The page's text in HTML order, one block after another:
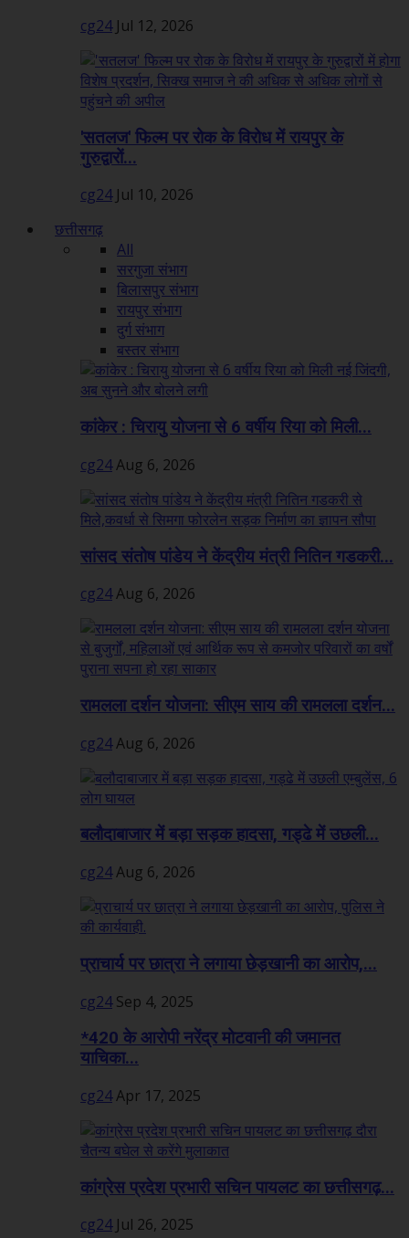
cg24 Jul 12, 2026
'सतलज' फिल्म पर रोक के विरोध में रायपुर के
गुरुद्वारों...
cg24 Jul 10, 2026
छत्तीसगढ़
All
सरगुजा संभाग
बिलासपुर संभाग
रायपुर संभाग
दुर्ग संभाग
बस्तर संभाग
कांकेर : चिरायु योजना से 6 वर्षीय रिया को मिली...
cg24Aug 6, 2026
सांसद संतोष पांडेय ने केंद्रीय मंत्री नितिन गडकरी...
cg24Aug 6, 2026
रामलला दर्शन योजना: सीएम साय की रामलला दर्शन...
cg24Aug 6, 2026
बलौदाबाजार में बड़ा सड़क हादसा, गड्ढे में उछली...
cg24Aug 6, 2026
प्राचार्य पर छात्रा ने लगाया छेड़खानी का आरोप,...
cg24 Sep 4, 2025
*420 के आरोपी नरेंद्र मोटवानी की जमानत
याचिका...
cg24Apr 17, 2025
कांग्रेस प्रदेश प्रभारी सचिन पायलट का छत्तीसगढ़...
cg24 Jul 26, 2025